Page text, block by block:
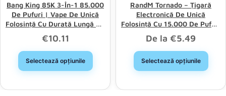
Bang King 85K 3-În-1 85.000
De Pufuri | Vape De Unică
Folosință Cu Durată Lungă De
Viață Și Trei Opțiuni, Vânzare
Cu Ridicata
€10.11
Selectează opțiunile
RandM Tornado – Țigară
Electronică De Unică
Folosință Cu 15.000 De Pufuri
– Capacitate Mare, Opțiune
Bună, Reducere La Vânzare
Cu Ridicata
De la €5.49
Selectează opțiunile